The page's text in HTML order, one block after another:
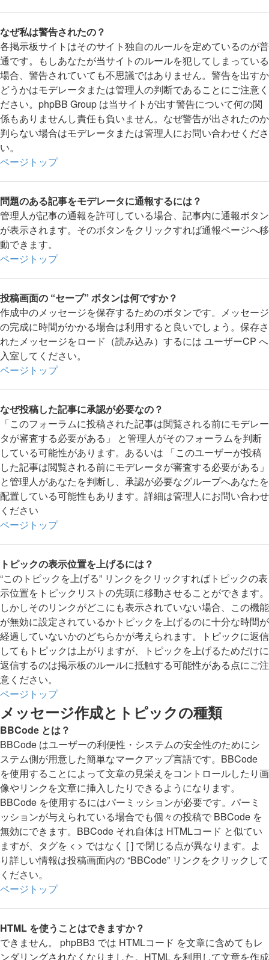
なぜ私は警告されたの？
各掲示板サイトはそのサイト独自のルールを定めているのが普
通です。もしあなたが当サイトのルールを犯してしまっている
場合、警告されていても不思議ではありません。警告を出すか
どうかはモデレータまたは管理人の判断であることにご注意く
ださい。phpBB Group は当サイトが出す警告について何の関
係もありませんし責任も負いません。なぜ警告が出されたのか
判らない場合はモデレータまたは管理人にお問い合わせくださ
い。
ページトップ
問題のある記事をモデレータに通報するには？
管理人が記事の通報を許可している場合、記事内に通報ボタン
が表示されます。そのボタンをクリックすれば通報ページへ移
動できます。
ページトップ
投稿画面の “セーブ” ボタンは何ですか？
作成中のメッセージを保存するためのボタンです。メッセージ
の完成に時間がかかる場合は利用すると良いでしょう。保存さ
れたメッセージをロード（読み込み）するには ユーザーCP へ
入室してください。
ページトップ
なぜ投稿した記事に承認が必要なの？
「このフォーラムに投稿された記事は閲覧される前にモデレー
タが審査する必要がある」 と管理人がそのフォーラムを判断
している可能性があります。あるいは 「このユーザーが投稿
した記事は閲覧される前にモデレータが審査する必要がある」
と管理人があなたを判断し、承認が必要なグループへあなたを
配置している可能性もあります。詳細は管理人にお問い合わせ
ください
ページトップ
トピックの表示位置を上げるには？
“このトピックを上げる” リンクをクリックすればトピックの表
示位置をトピックリストの先頭に移動させることができます。
しかしそのリンクがどこにも表示されていない場合、この機能
が無効に設定されているかトピックを上げるのに十分な時間が
経過していないかのどちらかが考えられます。トピックに返信
してもトピックは上がりますが、トピックを上げるためだけに
返信するのは掲示板のルールに抵触する可能性がある点にご注
意ください。
ページトップ
メッセージ作成とトピックの種類
BBCode とは？
BBCode はユーザーの利便性・システムの安全性のためにシ
ステム側が用意した簡単なマークアップ言語です。BBCode
を使用することによって文章の見栄えをコントロールしたり画
像やリンクを文章に挿入したりできるようになります。
BBCode を使用するにはパーミッションが必要です。パーミ
ッションが与えられている場合でも個々の投稿で BBCode を
無効にできます。BBCode それ自体は HTMLコード と似てい
ますが、タグを < > ではなく [ ] で閉じる点が異なります。よ
り詳しい情報は投稿画面内の “BBCode” リンクをクリックして
ください。
ページトップ
HTML を使うことはできますか？
できません。 phpBB3 では HTMLコード を文章に含めてもレ
ンダリングされなくなりました。HTML を利用して文章を作成